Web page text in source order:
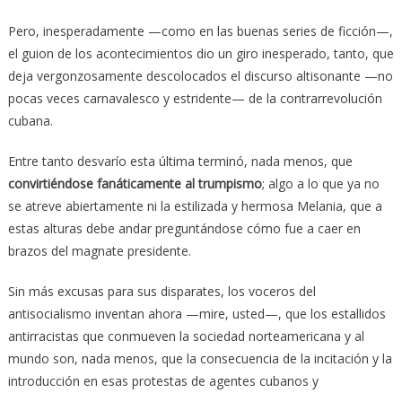
Pero, inesperadamente —como en las buenas series de ficción—,
el guion de los acontecimientos dio un giro inesperado, tanto, que
deja vergonzosamente descolocados el discurso altisonante —no
pocas veces carnavalesco y estridente— de la contrarrevolución
cubana.
Entre tanto desvarío esta última terminó, nada menos, que
convirtiéndose fanáticamente al trumpismo; algo a lo que ya no
se atreve abiertamente ni la estilizada y hermosa Melania, que a
estas alturas debe andar preguntándose cómo fue a caer en
brazos del magnate presidente.
Sin más excusas para sus disparates, los voceros del
antisocialismo inventan ahora —mire, usted—, que los estallidos
antirracistas que conmueven la sociedad norteamericana y al
mundo son, nada menos, que la consecuencia de la incitación y la
introducción en esas protestas de agentes cubanos y